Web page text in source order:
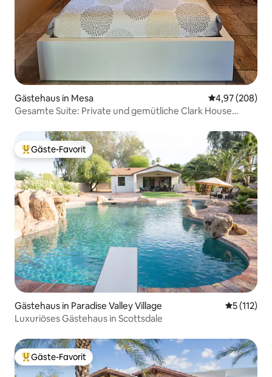
Gästehaus in Mesa
4,97 (208)
Gesamte Suite: Private und gemütliche Clark House
Beliebter Gäste-Favorit.
Gäste-Favorit
Gästehaus in Paradise Valley Village
5 (112)
Luxuriöses Gästehaus in Scottsdale
Beliebter Gäste-Favorit.
Gäste-Favorit